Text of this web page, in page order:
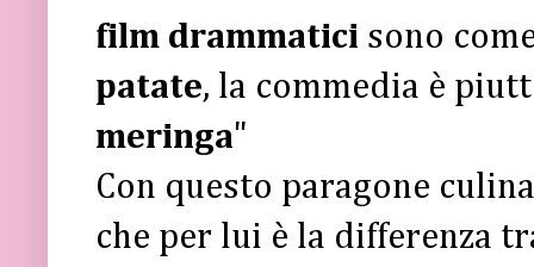
film drammatici sono
patate, la commedia è
meringa"
Con questo paragone
che per lui è la differenza